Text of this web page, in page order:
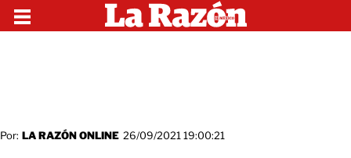
Por: LA RAZÓN ONLINE 26/09/2021 19:00:21